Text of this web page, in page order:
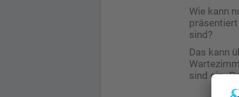
Wie kann
sind?
Das kann
sind ein